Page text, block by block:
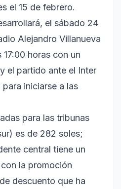
el 15 de febrero.
el sábado 24
Alejandro Villanueva
horas con un
el partido ante el Inter
iniciarse a las
para las tribunas
es de 282 soles;
central tiene un
la promoción
descuento que ha